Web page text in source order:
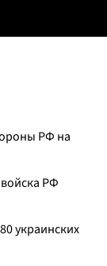
РФ на
РФ
украинских